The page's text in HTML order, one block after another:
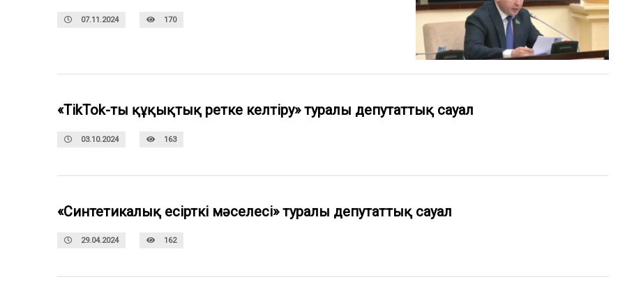
07.11.2024 170
«TikTok-ты құқықтық ретке келтіру» туралы депутаттық сауал
03.10.2024 163
«Синтетикалық есірткі мәселесі» туралы депутаттық сауал
29.04.2024 162